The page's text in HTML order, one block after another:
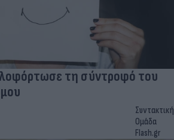
τη σύντροφό του
Συντακτική
Ομάδα
Flash.gr